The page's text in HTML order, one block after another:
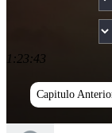
1:23:43
Capitulo